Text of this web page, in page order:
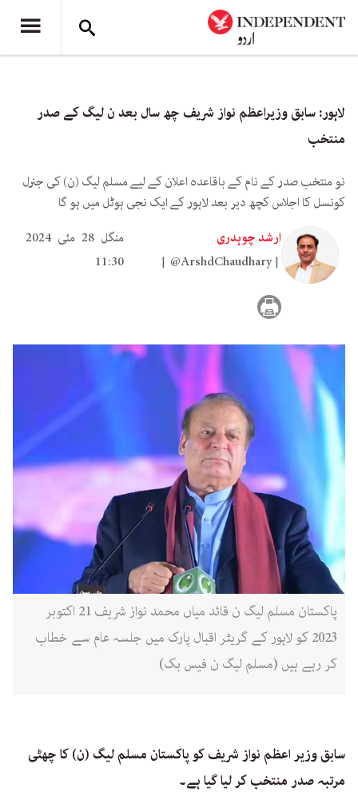
لاہور: سابق وزیراعظم نواز شریف چھ سال بعد ن لیگ کے صدر
منتخب
نو منتخب صدر کے نام کے باقاعدہ اعلان کے لیے مسلم لیگ (ن) کی جنرل
کونسل کا اجلاس کچھ دیر بعد لاہور کے ایک نجی ہوٹل میں ہو گا
ارشد چوہدری
@ArshdChaudhary
منگل 28 مئی 2024
11:30
پاکستان مسلم لیگ ن قائد میاں محمد نواز شریف 21 اکتوبر
2023 کو لاہور کے گریٹر اقبال پارک میں جلسہ عام سے خطاب
کر رہے ہیں (مسلم لیگ ن فیس بک)
سابق وزیر اعظم نواز شریف کو پاکستان مسلم لیگ (ن) کا چھٹی
مرتبہ صدر منتخب کر لیا گیا ہے۔